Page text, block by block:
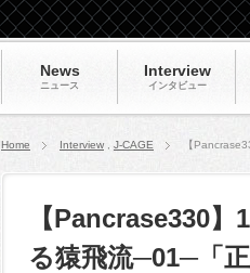
News
ニュース
Interview
インタビュー
Home Interview J-CAGE 【
【Pancrase330
る猿飛流─01─「